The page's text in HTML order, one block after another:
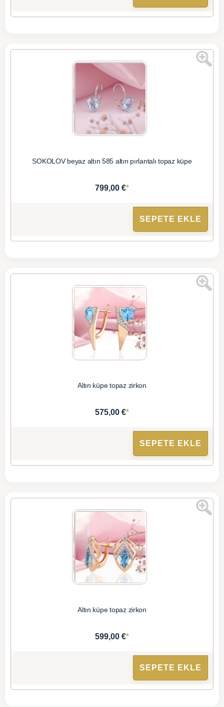
SOKOLOV beyaz altın 585 altın pırlantalı topaz küpe
799,00 €*
SEPETE EKLE
Altın küpe topaz zirkon
575,00 €*
SEPETE EKLE
Altın küpe topaz zirkon
599,00 €*
SEPETE EKLE